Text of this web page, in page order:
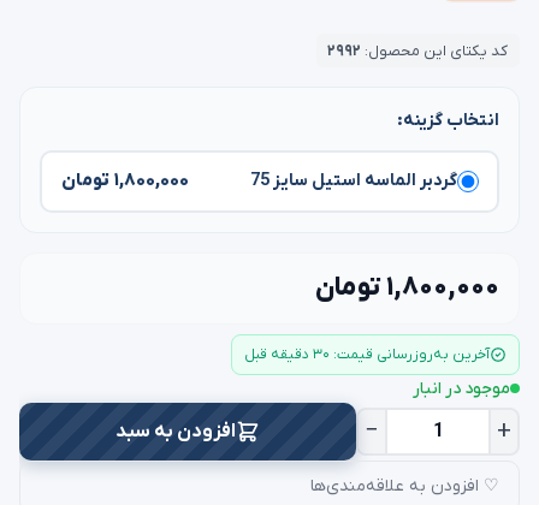
کد یکتای این محصول: ۲۹۹۲
انتخاب گزینه:
گردبر الماسه استیل سایز 75 ۱,۸۰۰,۰۰۰ تومان
۱,۸۰۰,۰۰۰ تومان
آخرین به‌روزرسانی قیمت: ۳۰ دقیقه قبل
موجود در انبار
− + افزودن به سبد
♡ افزودن به علاقه‌مندی‌ها